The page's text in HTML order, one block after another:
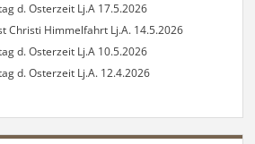
d. Osterzeit Lj.A 17.5.2026
Christi Himmelfahrt Lj.A. 14.5.2026
d. Osterzeit Lj.A 10.5.2026
d. Osterzeit Lj.A. 12.4.2026